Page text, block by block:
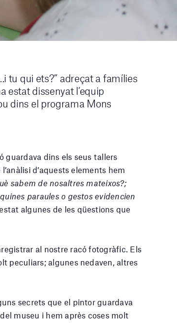
tu qui ets?” adreçat a famílies
estat dissenyat l’equip
dins el programa Mons
guardava dins els seus tallers
d’aquests elements hem
sabem de nosaltres mateixos?;
paraules o gestos evidencien
algunes de les qüestions que
al nostre racó fotogràfic. Els
peculiars; algunes nedaven, altres
secrets que el pintor guardava
museu i hem après coses molt